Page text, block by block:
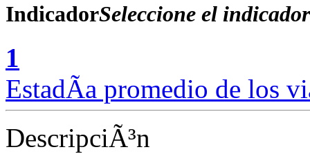
IndicadorSeleccione el
1
EstadÃ­a promedio de los
DescripciÃ³n